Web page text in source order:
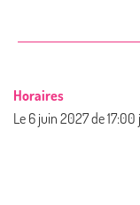
Horaires
Le 6 juin 2027de